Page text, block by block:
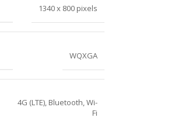
1340 x 800 pixels
WQXGA
4G (LTE), Bluetooth,Wi-
Fi